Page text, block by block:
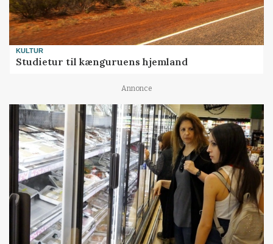
KULTUR
Studietur til kænguruens hjemland
Annonce